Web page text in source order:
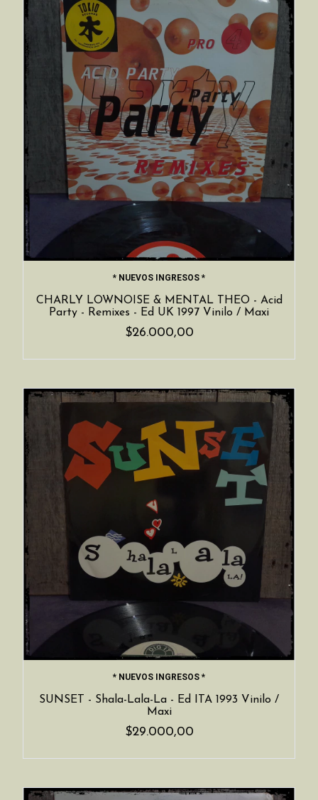
* NUEVOS INGRESOS *
CHARLY LOWNOISE & MENTAL THEO - Acid
Party - Remixes - Ed UK 1997 Vinilo / Maxi
$26.000,00
* NUEVOS INGRESOS *
SUNSET - Shala-Lala-La - Ed ITA 1993 Vinilo /
Maxi
$29.000,00